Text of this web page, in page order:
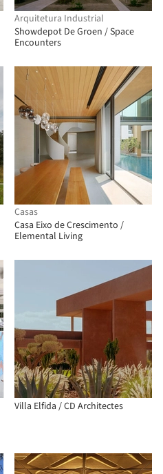
Arquitetura Industrial
Showdepot De Groen / Space
Encounters
Casas
Casa Eixo de Crescimento /
Elemental Living
Villa Elfida / CD Architectes